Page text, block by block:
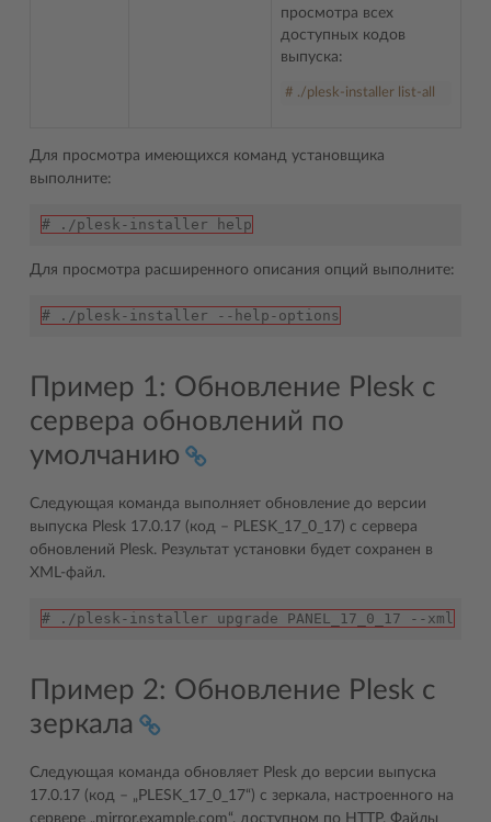
просмотра всех
доступных кодов
выпуска:
# ./plesk-installer list-all
Для просмотра имеющихся команд установщика
выполните:
# ./plesk-installer help
Для просмотра расширенного описания опций выполните:
# ./plesk-installer --help-options
Пример 1: Обновление Plesk с
сервера обновлений по
умолчанию
Следующая команда выполняет обновление до версии
выпуска Plesk 17.0.17 (код – PLESK_17_0_17) с сервера
обновлений Plesk. Результат установки будет сохранен в
XML-файл.
# ./plesk-installer upgrade PANEL_17_0_17 --xml
Пример 2: Обновление Plesk с
зеркала
Следующая команда обновляет Plesk до версии выпуска
17.0.17 (код – „PLESK_17_0_17“) с зеркала, настроенного на
сервере „mirror.example.com“, доступном по HTTP. Файлы